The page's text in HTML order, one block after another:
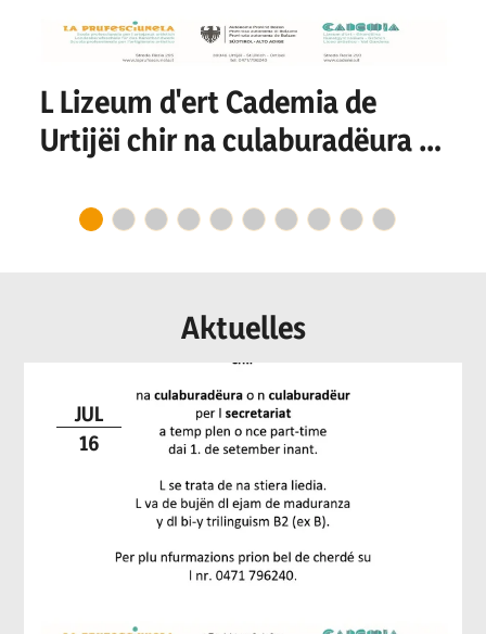
L Lizeum d'ert Cademia de
Urtijëi chir na culaburadëura o
secretariat
Aktuelles
JUL
16